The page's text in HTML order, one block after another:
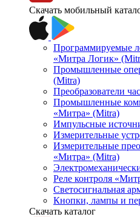
Скачать мобильный
Программируемые
«Митра Логик»
Промышленные
(Mitra)
Преобразователи
Промышленные
«Митра» (Mitra)
Импульсные
Измерительные
Измерительные
«Митра» (Mitra)
Реле контроля
Светосигнальная
Кнопки, лампы и
Скачать каталог